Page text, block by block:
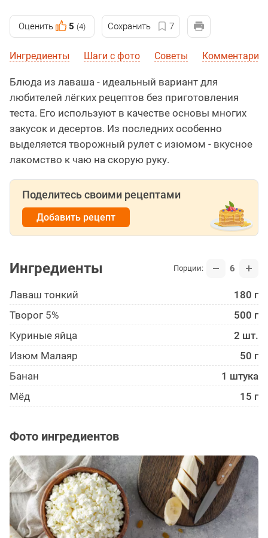
Оценить 5 (4) Сохранить 7
Ингредиенты Шаги с фото Советы Комментарии
Блюда из лаваша - идеальный вариант для
любителей лёгких рецептов без приготовления
теста. Его используют в качестве основы многих
закусок и десертов. Из последних особенно
выделяется творожный рулет с изюмом - вкусное
лакомство к чаю на скорую руку.
Поделитесь своими рецептами
Добавить рецепт
Ингредиенты Порции: 6
Лаваш тонкий
180 г
Творог 5%
500 г
Куриные яйца
2 шт.
Изюм Малаяр
50 г
Банан
1 штука
Мёд
15 г
Фото ингредиентов